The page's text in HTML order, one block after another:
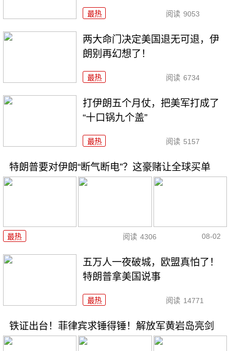
最热 阅读 9053
两大命门决定美国退无可退，伊
朗别再幻想了！
最热 阅读 6734
打伊朗五个月仗，把美军打成了
“十口锅九个盖”
最热 阅读 5157
特朗普要对伊朗“断气断电”？这豪赌让全球买单
最热 阅读 4306 08-02
五万人一夜破城，欧盟真怕了！
特朗普拿美国说事
最热 阅读 14771
铁证出台！菲律宾求锤得锤！解放军黄岩岛亮剑